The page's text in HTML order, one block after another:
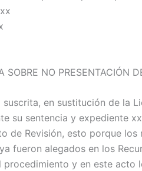
SOBRE NO PRESENTACIÓN
suscrita, en sustitución de la
su sentencia y expediente
de Revisión, esto porque
fueron alegados en los
procedimiento y en este acto